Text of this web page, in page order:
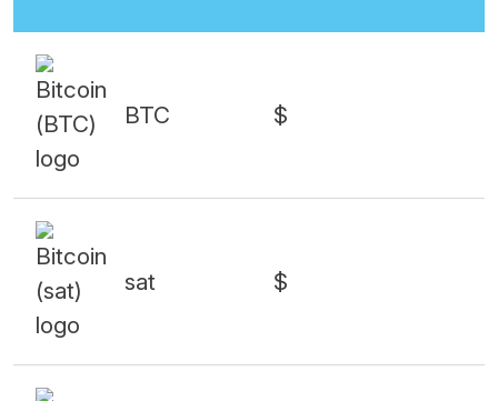
BTC $
sat $